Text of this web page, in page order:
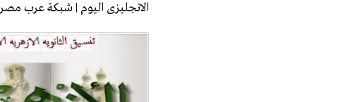
الانجليزى اليوم | شبكة عرب مصر